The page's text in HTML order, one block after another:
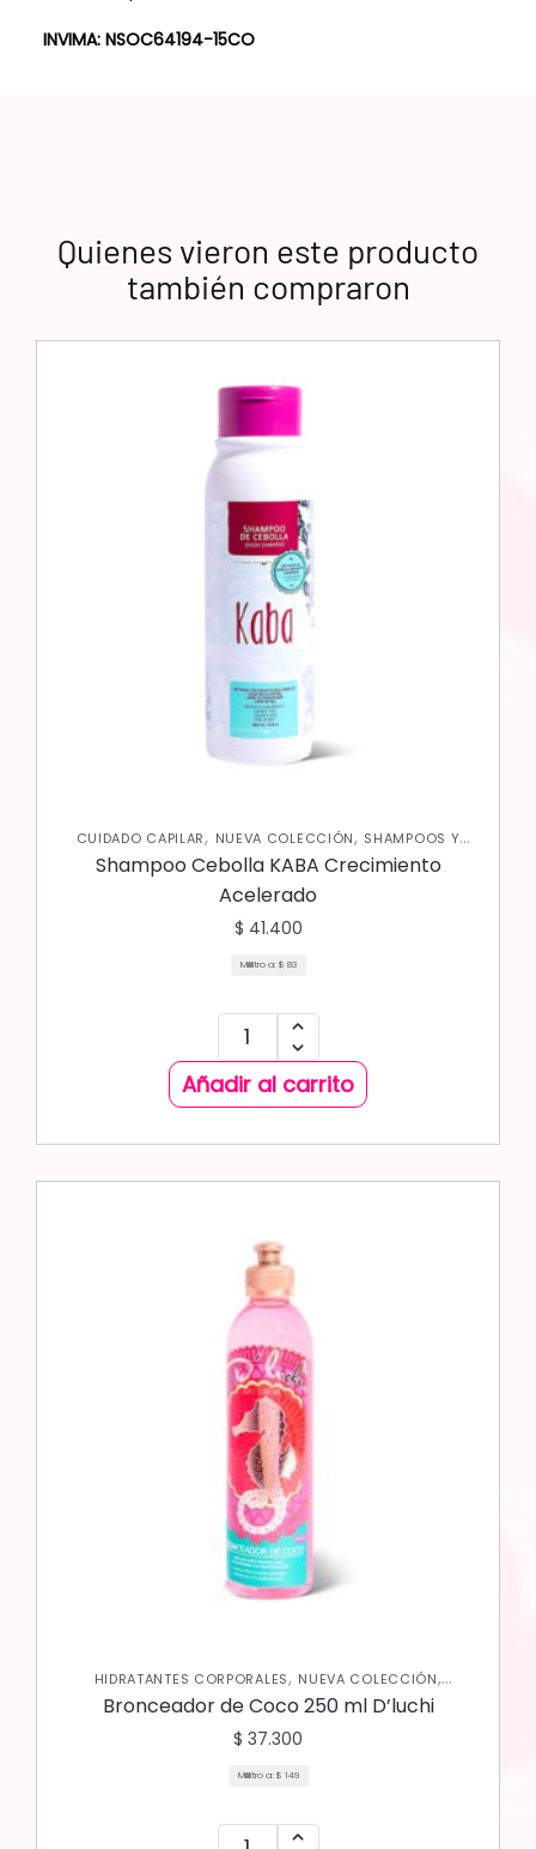
INVIMA: NSOC64194-15CO
Quienes vieron este producto
también compraron
CUIDADO CAPILAR, NUEVA COLECCIÓN, SHAMPOOS Y
ACONDICIONADORES
Shampoo Cebolla KABA Crecimiento
Acelerado
$ 41.400
Mililitro a: $ 83
Añadir al carrito
HIDRATANTES CORPORALES, NUEVA COLECCIÓN,
PROTECTOR SOLAR, SKIN CARE CORPORAL
Bronceador de Coco 250 ml D’luchi
$ 37.300
Mililitro a: $ 149